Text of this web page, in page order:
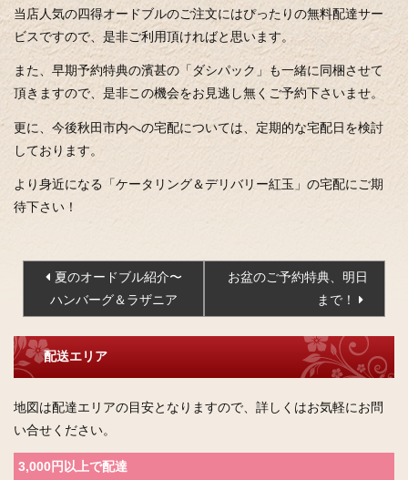
当店人気の四得オードブルのご注文にはぴったりの無料配達サー
ビスですので、是非ご利用頂ければと思います。
また、早期予約特典の濱甚の「ダシパック」も一緒に同梱させて
頂きますので、是非この機会をお見逃し無くご予約下さいませ。
更に、今後秋田市内への宅配については、定期的な宅配日を検討
しております。
より身近になる「ケータリング＆デリバリー紅玉」の宅配にご期
待下さい！
投
ナ
ビ
ゲ
シ
ョ
ン
夏のオードブル紹介〜
ハンバーグ＆ラザニア
お盆のご予約特典、明日
まで！
配送エリア
地図は配達エリアの目安となりますので、詳しくはお気軽にお問
い合せください。
3,000円以上で配達